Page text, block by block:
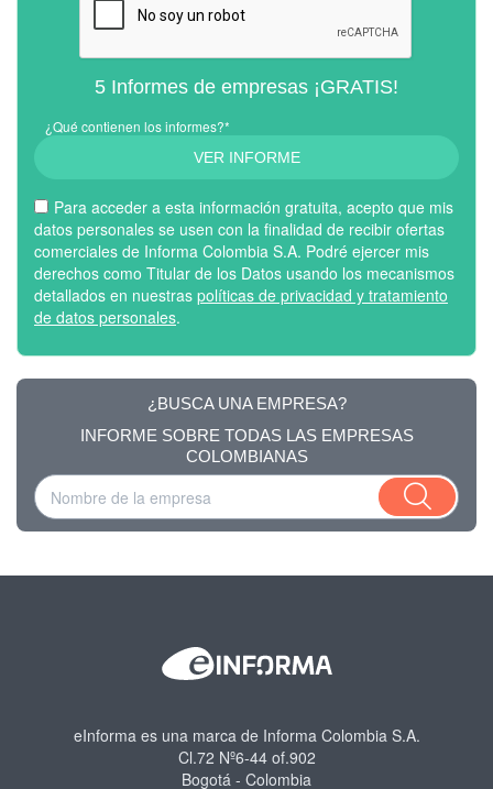
5 Informes de empresas ¡GRATIS!
¿Qué contienen los informes?*
VER INFORME
Para acceder a esta información gratuita, acepto que mis
datos personales se usen con la finalidad de recibir ofertas
comerciales de Informa Colombia S.A. Podré ejercer mis
derechos como Titular de los Datos usando los mecanismos
detallados en nuestras políticas de privacidad y tratamiento
de datos personales.
¿BUSCA UNA EMPRESA?
INFORME SOBRE TODAS LAS EMPRESAS
COLOMBIANAS
eInforma es una marca de Informa Colombia S.A.
Cl.72 Nº6-44 of.902
Bogotá - Colombia